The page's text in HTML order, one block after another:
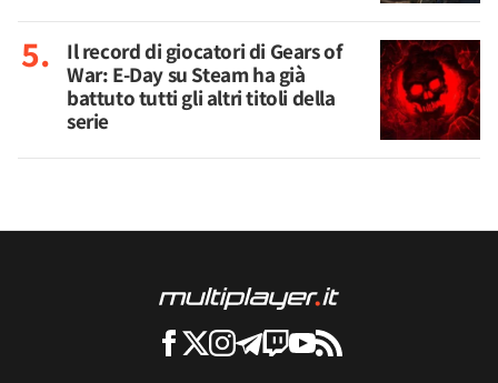
Il record di giocatori di Gears of
War: E-Day su Steam ha già
battuto tutti gli altri titoli della
serie